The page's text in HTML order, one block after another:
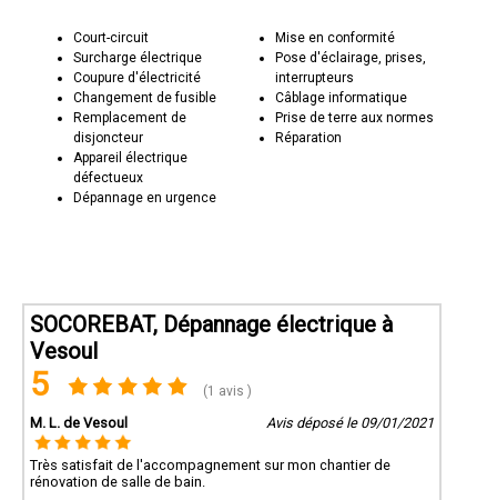
Court-circuit
Surcharge électrique
Coupure d'électricité
Changement de fusible
Remplacement de
disjoncteur
Appareil électrique
défectueux
Dépannage en urgence
Mise en conformité
Pose d'éclairage, prises,
interrupteurs
Câblage informatique
Prise de terre aux normes
Réparation
SOCOREBAT, Dépannage électrique à
Vesoul
5 (1 avis )
M. L. de Vesoul Avis déposé le 09/01/2021
Très satisfait de l'accompagnement sur mon chantier de
rénovation de salle de bain.